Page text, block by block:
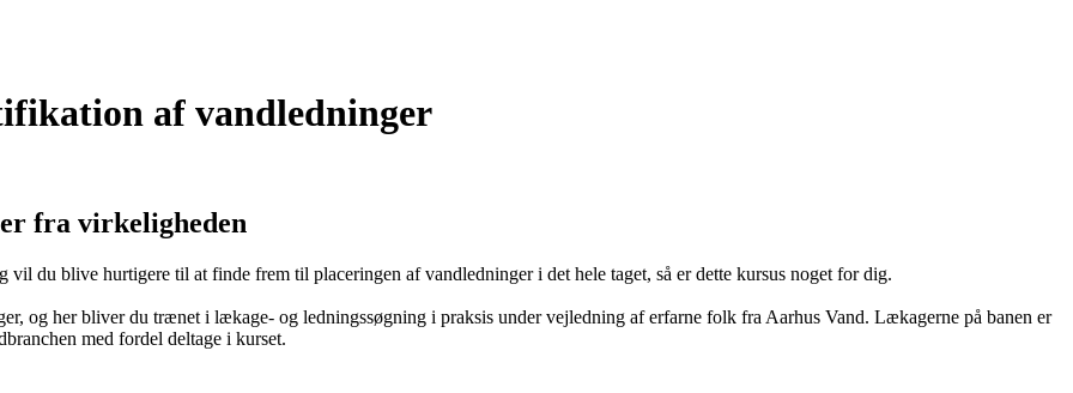
af vandledninger
fra virkeligheden
du blive hurtigere til at finde frem til placeringen af vandledninger i det hele taget, så er dette kursus noget for dig.
og her bliver du trænet i lækage- og ledningssøgning i praksis under vejledning af erfarne folk fra Aarhus Vand. Lækagerne på banen er
med fordel deltage i kurset.